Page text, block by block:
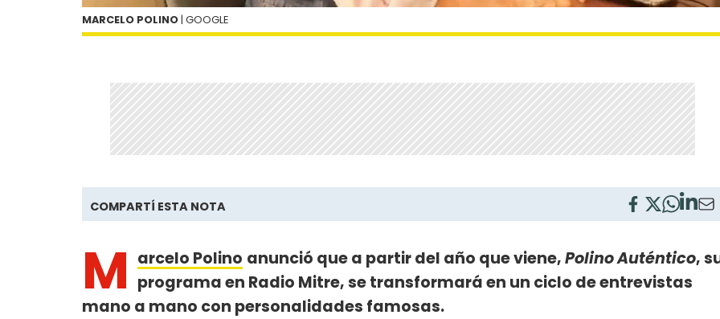
MARCELO POLINO | GOOGLE
COMPARTÍ ESTA NOTA
M arcelo Polino anunció que a partir del año que viene,Polino Auténtico,
programa en Radio Mitre, se transformará en un ciclo de entrevistas
mano a mano con personalidades famosas.